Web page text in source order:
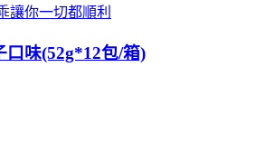
讓你一切都順利
口味(52g*12包/箱)